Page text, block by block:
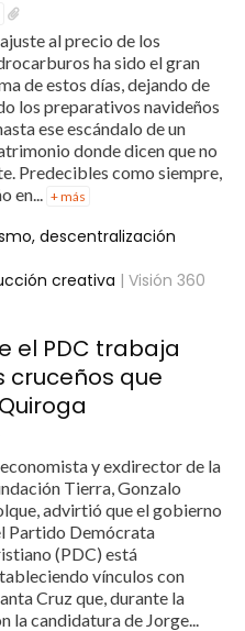
al precio de los
ha sido el gran
de estos días, dejando de
los preparativos navideños
ese escándalo de un
donde dicen que no
Predecibles como siempre,
en... + más
descentralización
creativa | Visión 360
el PDC trabaja
cruceños que
y exdirector de la
Tierra, Gonzalo
advirtió que el gobierno
Partido Demócrata
(PDC) está
vínculos con
Cruz que, durante la
la candidatura de Jorge...